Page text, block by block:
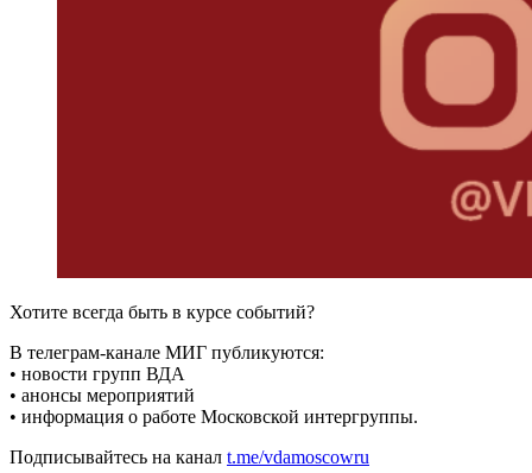
Хотите всегда быть в курсе событий?
В телеграм-канале МИГ публикуются:
• новости групп ВДА
• анонсы мероприятий
• информация о работе Московской интергруппы.
Подписывайтесь на канал t.me/vdamoscowru